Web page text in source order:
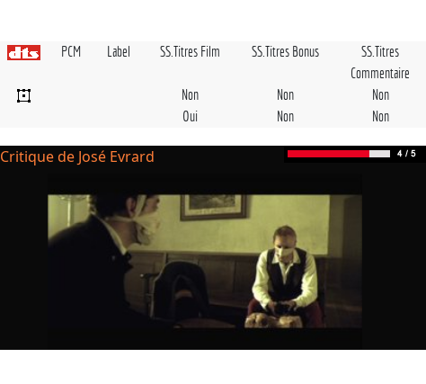
PCM Label SS.Titres Film SS.Titres Bonus
SS.Titres
Commentaire
Non Non
Non
Oui Non Non
Critique de José Evrard